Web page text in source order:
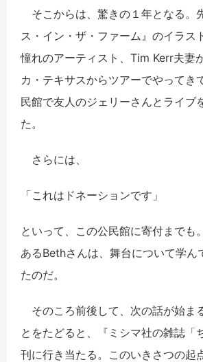
そこからは、驚きの１年となる。
ス・イン・ザ・ファーム』のイラス
憧れのアーティスト、Tim Kerr夫妻
カ・テキサスからツアーでやってき
民館で友人のジェリーさんとライブ
た。
さらには、
「これはドネーションです」
といって、この公民館に寄付までも
あるBethさんは、舞台について学ん
たのだ。
そのころ前後して、次の話が始ま
とをたどると、『ミシマ社の雑誌「
刊に行き当たる。このいきさつの起